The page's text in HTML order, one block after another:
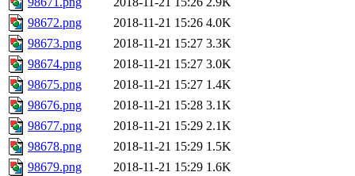
98672.png
2018-11-21 15:26 4.0K
98673.png
2018-11-21 15:27 3.3K
98674.png
2018-11-21 15:27 3.0K
98675.png
2018-11-21 15:27 1.4K
98676.png
2018-11-21 15:28 3.1K
98677.png
2018-11-21 15:29 2.1K
98678.png
2018-11-21 15:29 1.5K
98679.png
2018-11-21 15:29 1.6K